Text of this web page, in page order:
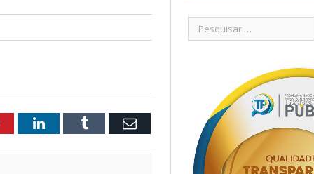
LinkedInTumblr Email